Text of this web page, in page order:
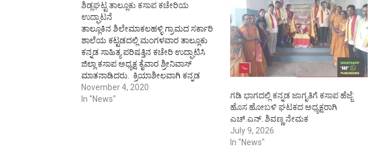
ಶಿಡ್ಲಘಟ್ಟ ತಾಲ್ಲೂಕು ಕಸಾಪ ಕಚೇರಿಯ
ಉದ್ಘಾಟನೆ
ತಾಲ್ಲೂಕಿನ ಶಿಲೇಮಾಕಲಹಳ್ಳಿ ಗ್ರಾಮದ ಸರ್ಕಾರಿ
ಶಾಲೆಯ ಕಟ್ಟಡದಲ್ಲಿ ಮಂಗಳವಾರ ತಾಲ್ಲೂಕು
ಕನ್ನಡ ಸಾಹಿತ್ಯ ಪರಿಷತ್ತಿನ ಕಚೇರಿ ಉದ್ಘಾಟಿಸಿ
ಜಿಲ್ಲಾ ಕಸಾಪ ಅಧ್ಯಕ್ಷ ಕೈವಾರ ಶ್ರೀನಿವಾಸ್
ಮಾತನಾಡಿದರು. ಕ್ರಿಯಾಶೀಲವಾಗಿ ಕನ್ನಡ
ಕಾರ್ಯಕ್ರಮಗಳನ್ನು ನಡೆಸುತ್ತಾ ಬಂದ ಶಿಡ್ಲಘಟ್ಟ
ತಾಲ್ಲೂಕು ಕಸಾಪ ಇದೀಗ ತನ್ನದೇ ಆದ
November 4, 2020
In "News"
ಗಡಿ ಭಾಗದಲ್ಲಿ ಕನ್ನಡ ಜಾಗೃತಿಗೆ ಕಸಾಪ ಹೆಜ್ಜೆ:
ಹೊಸ ಹೋಬಳಿ ಘಟಕದ ಅಧ್ಯಕ್ಷರಾಗಿ
ಎಚ್.ಎನ್. ಶಿವಣ್ಣ ನೇಮಕ
July 9, 2026
In "News"